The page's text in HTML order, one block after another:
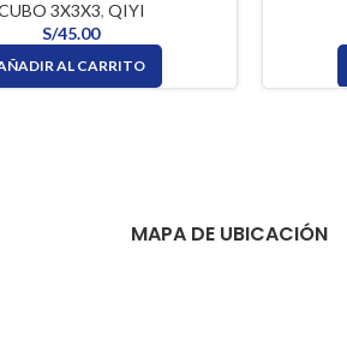
3X3X3, QIYI
S/45.00
AL CARRITO
MAPA DE UBICACIÓN